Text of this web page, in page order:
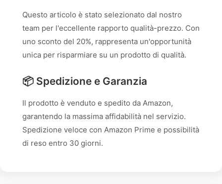
Questo articolo è stato selezionato dal nostro
team per l'eccellente rapporto qualità-prezzo. Con
uno sconto del 20%, rappresenta un'opportunità
unica per risparmiare su un prodotto di qualità.
📦 Spedizione e Garanzia
Il prodotto è venduto e spedito da Amazon,
garantendo la massima affidabilità nel servizio.
Spedizione veloce con Amazon Prime e possibilità
di reso entro 30 giorni.